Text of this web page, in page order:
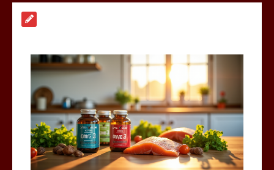
Paysagiste à Sainte-Eulalie : ce qui
sépare le bon de l’excellent
0 6 minutes